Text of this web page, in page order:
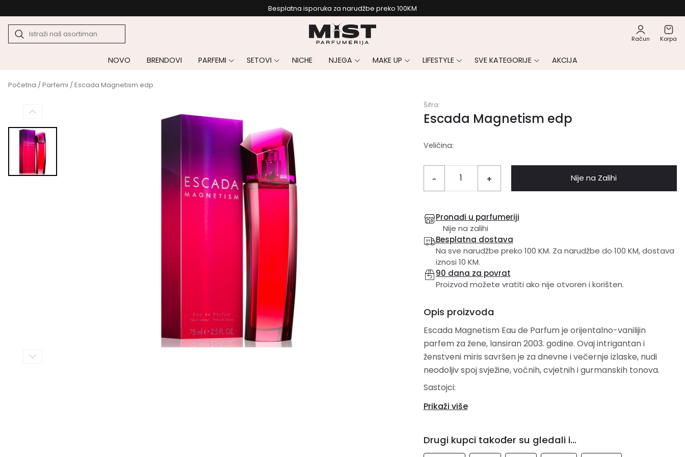
Besplatna isporuka za narudžbe preko 100KM
Račun Korpa
NOVO BRENDOVI PARFEMI SETOVI NICHE NJEGA MAKE UP LIFESTYLE SVE KATEGORIJE AKCIJA
Početna /Parfemi / Escada Magnetism edp
Šifra:
Escada Magnetism edp
Veličina:
- + Nije na Zalihi
Pronađi u parfumeriji
Nije na zalihi
Besplatna dostava
Na sve narudžbe preko 100 KM. Za narudžbe do 100 KM, dostava
iznosi 10 KM.
90 dana za povrat
Proizvod možete vratiti ako nije otvoren i korišten.
Opis proizvoda
Escada Magnetism Eau de Parfum je orijentalno-vanilijin
parfem za žene, lansiran 2003. godine. Ovaj intrigantan i
ženstveni miris savršen je za dnevne i večernje izlaske, nudi
neodoljiv spoj svježine, voćnih, cvjetnih i gurmanskih tonova.
Sastojci:
Gornje note: Crveno voće, Crna ribizla, List i pupoljak ribizle,
frezija, Heliotrop, Jasmin, Magnolija, Ruža, Kim i Đurđevak
Prikaži više
Drugi kupci također su gledali i...